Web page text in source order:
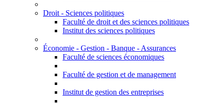
Droit - Sciences politiques
Faculté de droit et des sciences politiques
Institut des sciences politiques
Économie - Gestion - Banque - Assurances
Faculté de sciences économiques
Faculté de gestion et de management
Institut de gestion des entreprises